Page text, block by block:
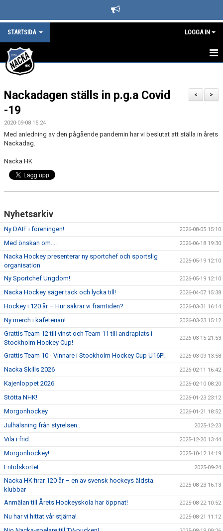
STARTSIDA LOGGA IN
STARTSIDA
DET HÄNDER I NACKA HK
LEDARE
BLI SUPPORTER I NACKA HOCKEY
SPONSORER
KAFETERIAN
DOKUMENT
ÖVERGÅNGAR OCH PROVSPEL
FÖRSÄKRING
ISTIDER
NYHETER - ARKIV
SVENSK HOCKEY TV
MEDLEMSHOCKEY
SCHEMA HOCKEY IQ-CAMP
>
<
Nackadagen ställs in p.g.a Covid
-19
2020-09-08 15:24
Med anledning av den pågående pandemin har vi beslutat att ställa in årets
Nackadag.
Nacka HK
Nyhetsarkiv
Ny DAIF i föreningen! 2026-08-05 15:10
Med önskan om.... 2026-06-18 19:30
Nacka Hockey presenterar ny sportchef och sportslig
organisation
2026-05-19 12:10
Ny Sportchef Ungdom! 2026-05-19 12:10
Nacka Hockey säger tack och lycka till! 2026-04-07 15:38
Hockey i 120 år – Hur säkrar vi framtiden? 2026-03-31 16:14
Ny merch i kafeterian! 2026-03-23 15:12
Grattis Team 12 till vinst och Team 11 till andraplats i
Stockholm Hockey Cup!
2026-03-15 21:53
Grattis Team 10 - Vinnare i Stockholm Hockey Cup U16P! 2026-03-09 13:58
Nacka Skills 2026 2026-02-11 16:42
Kajenloppet 2026 2026-02-10 08:20
Stötta NHK! 2026-01-23 23:12
Morgonhockey 2026-01-21 18:52
Julhälsning från styrelsen.. 2025-12-23
Vila i frid. 2025-12-20 13:44
Morgonhockey! 2025-10-12 14:19
Fritidskortet 2025-09-24
Nacka HK firar 120 år – en av svensk hockeys äldsta
klubbar
2025-08-23 16:13
Anmälan till Årets Hockeyskola har öppnat! 2025-08-22 10:52
Nu har vi hittat vår stjärna! 2025-08-21 11:12